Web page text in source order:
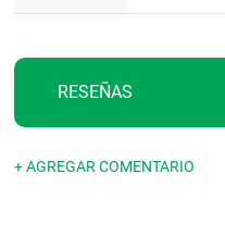
RESEÑAS
+ AGREGAR COMENTARIO